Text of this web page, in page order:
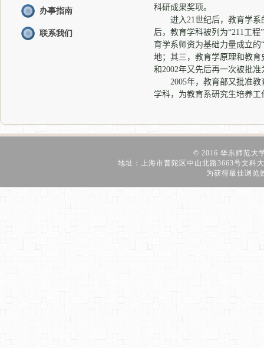
办事指南
联系我们
科研成果奖项。
进入21世纪后，教育学系
后，教育学科被列为“211工程
育学系师资为基础力量成立的
地；其三，教育学原理和教
和2002年又先后再一次被批
2005年，教育部又批准教
学科，为教育系研究生培养
© 2016 华东师范大
地址：上海市普陀区中山北路3663号文科
为获得最佳浏览